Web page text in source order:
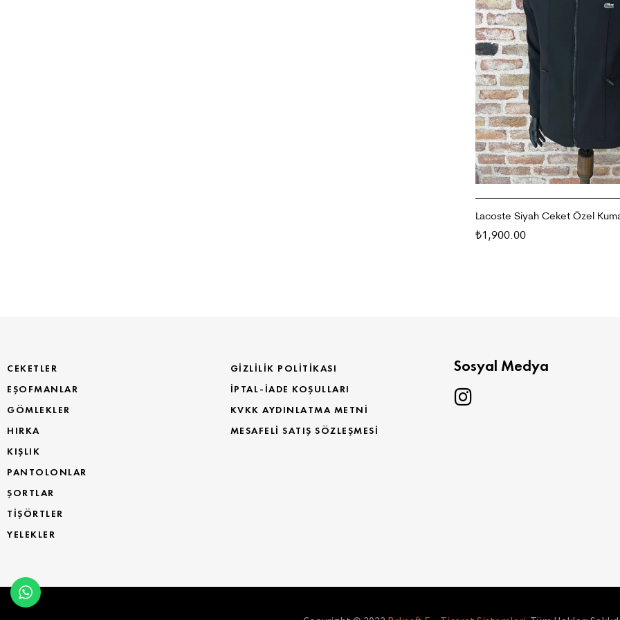
Lacoste Siyah Ceket Özel
₺1,900.00
CEKETLER
EŞOFMANLAR
GÖMLEKLER
HIRKA
KIŞLIK
PANTOLONLAR
ŞORTLAR
TİŞÖRTLER
YELEKLER
GIZLILIK POLITIKASI
İPTAL-İADE KOŞULLARI
KVKK AYDINLATMA METNI
MESAFELI SATIŞ SÖZLEŞMESI
Sosyal Medya